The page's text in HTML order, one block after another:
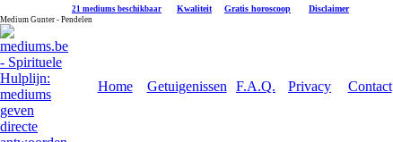
21 mediums beschikbaar Kwaliteit Gratis horoscoop Disclaimer
Medium Gunter - Pendelen
Home Getuigenissen F.A.Q. Privacy Contact